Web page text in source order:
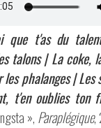
que t'as du
talons | La coke,
phalanges | Les
t'en oublies ton
», Paraplégique,